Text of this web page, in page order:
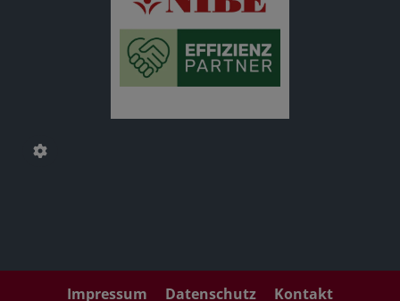
Impressum Datenschutz Kontakt